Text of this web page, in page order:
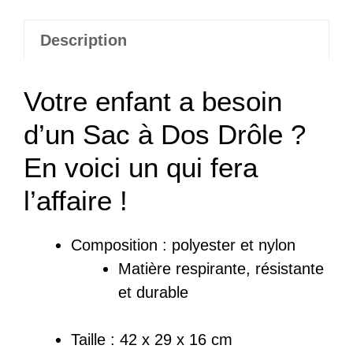
Description
Votre enfant a besoin
d’un Sac à Dos Drôle ?
En voici un qui fera
l’affaire !
Composition : polyester et nylon
Matière respirante, résistante
et durable
Taille : 42 x 29 x 16 cm